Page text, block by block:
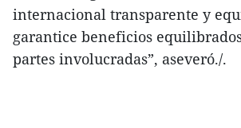
internacional transparente y
garantice beneficios
partes involucradas”, aseveró./.